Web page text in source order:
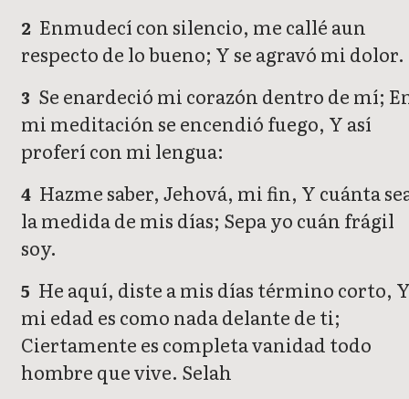
2 Enmudecí con silencio, me callé aun
respecto de lo bueno; Y se agravó mi dolor.
3 Se enardeció mi corazón dentro de mí;
mi meditación se encendió fuego, Y así
proferí con mi lengua:
4 Hazme saber, Jehová, mi fin, Y cuánta
la medida de mis días; Sepa yo cuán frágil
soy.
5 He aquí, diste a mis días término corto,
mi edad es como nada delante de ti;
Ciertamente es completa vanidad todo
hombre que vive. Selah